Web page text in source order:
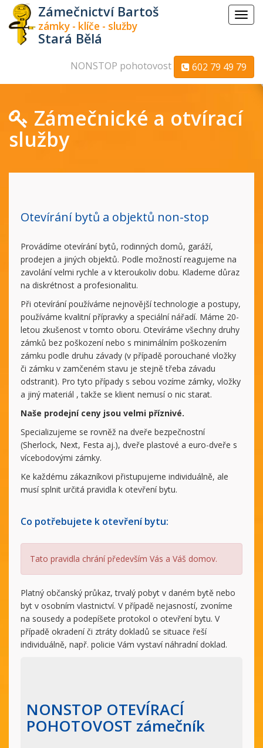
Menu
Zámečnictví Bartoš
zámky - klíče - služby
Stará Bělá
NONSTOP pohotovost 602 79 49 79
Zámečnické a otvírací
služby
Otevírání bytů a objektů non-stop
Provádíme otevírání bytů, rodinných domů, garáží,
prodejen a jiných objektů. Podle možností reagujeme na
zavolání velmi rychle a v kteroukoliv dobu. Klademe důraz
na diskrétnost a profesionalitu.
Při otevírání používáme nejnovější technologie a postupy,
používáme kvalitní přípravky a speciální nářadí. Máme 20-
letou zkušenost v tomto oboru. Otevíráme všechny druhy
zámků bez poškození nebo s minimálním poškozením
zámku podle druhu závady (v případě porouchané vložky
či zámku v zamčeném stavu je stejně třeba závadu
odstranit). Pro tyto případy s sebou vozíme zámky, vložky
a jiný materiál , takže se klient nemusí o nic starat.
Naše prodejní ceny jsou velmi příznivé.
Specializujeme se rovněž na dveře bezpečnostní
(Sherlock, Next, Festa aj.), dveře plastové a euro-dveře s
vícebodovými zámky.
Ke každému zákazníkovi přistupujeme individuálně, ale
musí splnit určitá pravidla k otevření bytu.
Co potřebujete k otevření bytu:
Tato pravidla chrání především Vás a Váš domov.
Platný občanský průkaz, trvalý pobyt v daném bytě nebo
byt v osobním vlastnictví. V případě nejasností, zvoníme
na sousedy a podepíšete protokol o otevření bytu. V
případě okradení či ztráty dokladů se situace řeší
individuálně, např. policie Vám vystaví náhradní doklad.
NONSTOP OTEVÍRACÍ
POHOTOVOST zámečník